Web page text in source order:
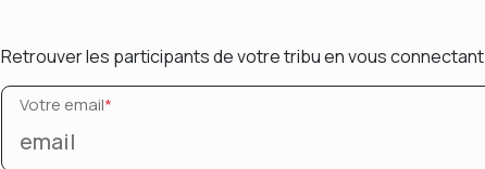
Retrouver les participants de votre tribu en vous connectant
Votre email*